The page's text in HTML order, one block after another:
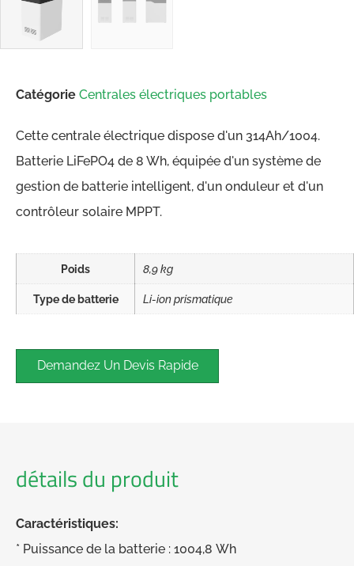
Catégorie Centrales électriques portables
Cette centrale électrique dispose d'un 314Ah/1004.
Batterie LiFePO4 de 8 Wh, équipée d'un système de
gestion de batterie intelligent, d'un onduleur et d'un
contrôleur solaire MPPT.
Poids 8,9 kg
Type de batterie Li-ion prismatique
Demandez Un Devis Rapide
détails du produit
Caractéristiques:
* Puissance de la batterie : 1004,8 Wh